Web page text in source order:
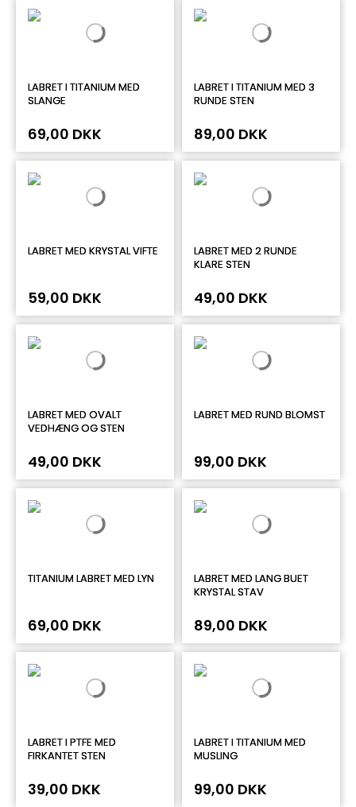
LABRET I TITANIUM MED
SLANGE
69,00 DKK
LABRET I TITANIUM MED 3
RUNDE STEN
89,00 DKK
LABRET MED KRYSTAL VIFTE
59,00 DKK
LABRET MED 2 RUNDE
KLARE STEN
49,00 DKK
LABRET MED OVALT
VEDHÆNG OG STEN
49,00 DKK
LABRET MED RUND BLOMST
99,00 DKK
TITANIUM LABRET MED LYN
69,00 DKK
LABRET MED LANG BUET
KRYSTAL STAV
89,00 DKK
LABRET I PTFE MED
FIRKANTET STEN
39,00 DKK
LABRET I TITANIUM MED
MUSLING
99,00 DKK